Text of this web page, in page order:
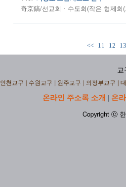
奇京鎬/선교회ㆍ수도회(작은 형제
<< 11 12 13
교
인천교구 수원교구 원주교구 의정부교구
온라인 주소록 소개 | 온
Copyright ⓒ